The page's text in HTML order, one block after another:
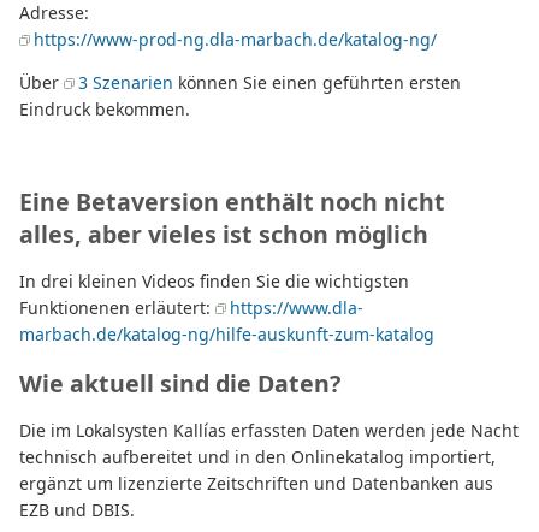
Adresse:
https://www-prod-ng.dla-marbach.de/katalog-ng/
Über
3 Szenarien können Sie einen geführten ersten
Eindruck bekommen.
Eine Betaversion enthält noch nicht
alles, aber vieles ist schon möglich
In drei kleinen Videos finden Sie die wichtigsten
Funktionenen erläutert:
https://www.dla-
marbach.de/katalog-ng/hilfe-auskunft-zum-katalog
Wie aktuell sind die Daten?
Die im Lokalsysten Kallías erfassten Daten werden jede Nacht
technisch aufbereitet und in den Onlinekatalog importiert,
ergänzt um lizenzierte Zeitschriften und Datenbanken aus
EZB und DBIS.